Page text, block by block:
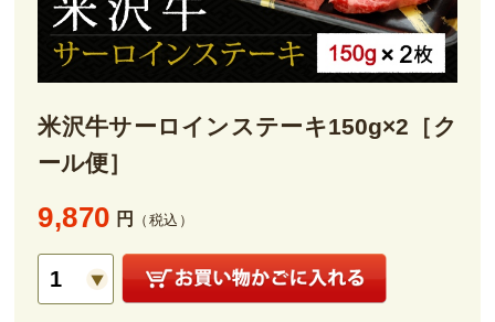
米沢牛サーロインステーキ150g×2［ク
ール便］
9,870 円 （税込）